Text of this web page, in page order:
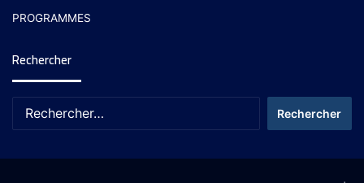
PROGRAMMES
Rechercher